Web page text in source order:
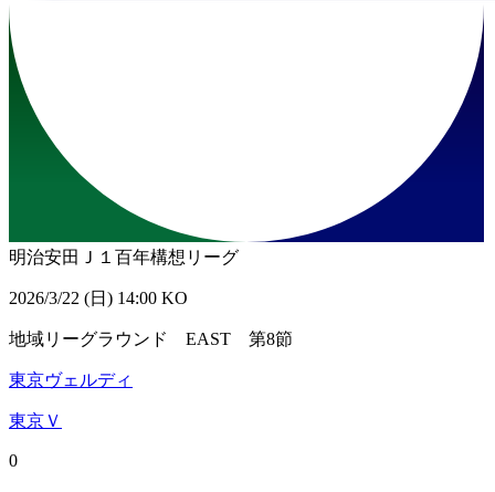
明治安田Ｊ１百年構想リーグ
2026/3/22 (日) 14:00 KO
地域リーグラウンド EAST 第8節
東京ヴェルディ
東京Ｖ
0